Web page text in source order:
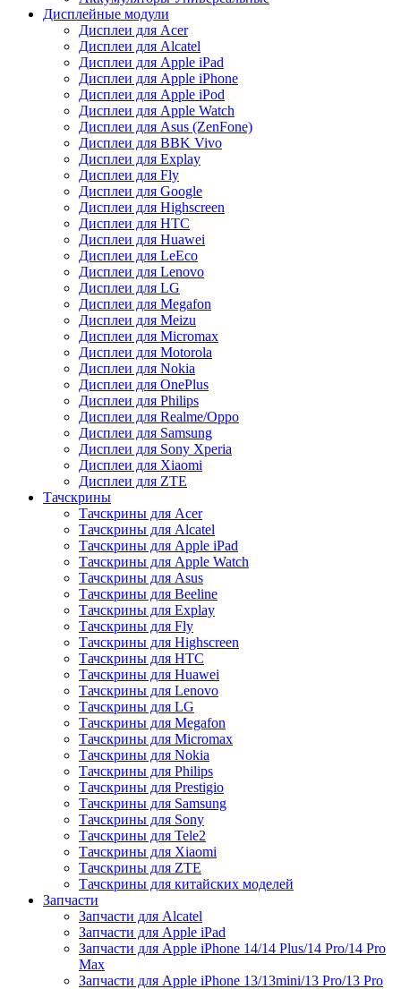
Дисплейные модули
Дисплеи для Acer
Дисплеи для Alcatel
Дисплеи для Apple iPad
Дисплеи для Apple iPhone
Дисплеи для Apple iPod
Дисплеи для Apple Watch
Дисплеи для Asus (ZenFone)
Дисплеи для BBK Vivo
Дисплеи для Explay
Дисплеи для Fly
Дисплеи для Google
Дисплеи для Highscreen
Дисплеи для HTC
Дисплеи для Huawei
Дисплеи для LeEco
Дисплеи для Lenovo
Дисплеи для LG
Дисплеи для Megafon
Дисплеи для Meizu
Дисплеи для Micromax
Дисплеи для Motorola
Дисплеи для Nokia
Дисплеи для OnePlus
Дисплеи для Philips
Дисплеи для Realme/Oppo
Дисплеи для Samsung
Дисплеи для Sony Xperia
Дисплеи для Xiaomi
Дисплеи для ZTE
Тачскрины
Тачскрины для Acer
Тачскрины для Alcatel
Тачскрины для Apple iPad
Тачскрины для Apple Watch
Тачскрины для Asus
Тачскрины для Beeline
Тачскрины для Explay
Тачскрины для Fly
Тачскрины для Highscreen
Тачскрины для HTC
Тачскрины для Huawei
Тачскрины для Lenovo
Тачскрины для LG
Тачскрины для Megafon
Тачскрины для Micromax
Тачскрины для Nokia
Тачскрины для Philips
Тачскрины для Prestigio
Тачскрины для Samsung
Тачскрины для Sony
Тачскрины для Tele2
Тачскрины для Xiaomi
Тачскрины для ZTE
Тачскрины для китайских моделей
Запчасти
Запчасти для Alcatel
Запчасти для Apple iPad
Запчасти для Apple iPhone 14/14 Plus/14 Pro/14 Pro
Max
Запчасти для Apple iPhone 13/13mini/13 Pro/13 Pro